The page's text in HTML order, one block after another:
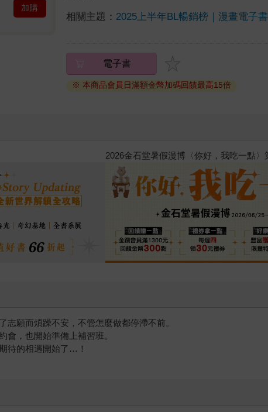
加購
相關主題： 2025上半年BL暢銷榜｜漫畫電子書
電子書
※ 本商品會員日滿額金幣加碼回饋最高15倍
台灣角川2026漫畫博覽會
願而煩躁不安，不管怎麼做都停滯不前。
會，也開始準備上補習班。
待的相遇開始了…！